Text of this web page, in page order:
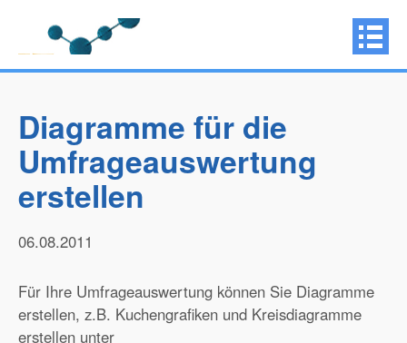
Diagramme für die
Umfrageauswertung
erstellen
06.08.2011
Für Ihre Umfrageauswertung können Sie Diagramme
erstellen, z.B. Kuchengrafiken und Kreisdiagramme
erstellen unter